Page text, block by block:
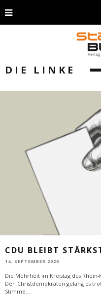
DIE LINKE
CDU BLEIBT
14. SEPTEMBER 2020
Die Mehrheit im Kreistag des
Den Christdemokraten gelang es
Stimme...